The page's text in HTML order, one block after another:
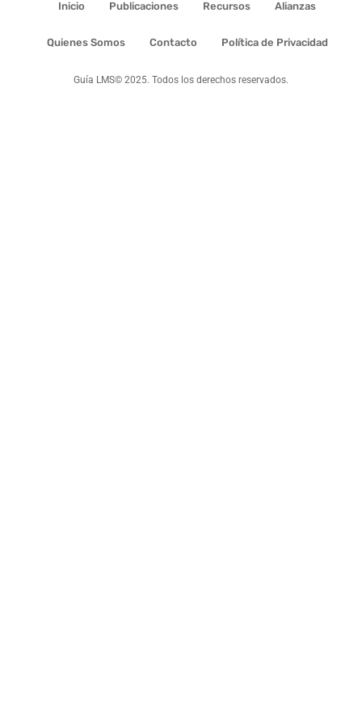
Inicio Publicaciones Recursos Alianzas
Quienes Somos Contacto Política de Privacidad
Guía LMS© 2025. Todos los derechos reservados.